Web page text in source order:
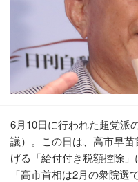
6月10日に行われた超党派
議）。この日は、高市早苗
げる「給付付き税額控除」
「高市首相は2月の衆院